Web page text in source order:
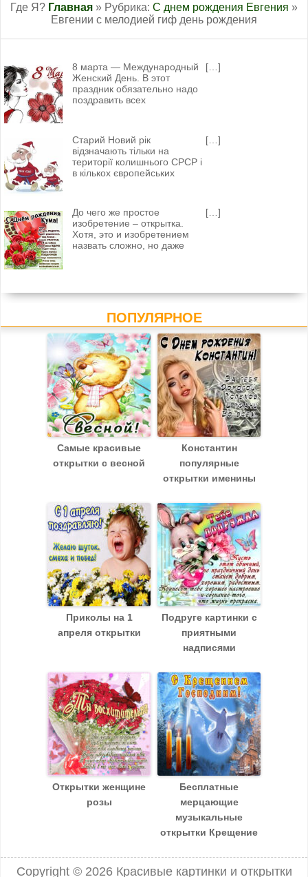
Где Я? Главная » Рубрика: С днем рождения Евгения »
Евгении с мелодией гиф день рождения
8 марта — Международный
Женский День. В этот
праздник обязательно надо
поздравить всех
[…]
Старий Новий рік
відзначають тільки на
території колишнього СРСР і
в кількох європейських
[…]
До чего же простое
изобретение – открытка.
Хотя, это и изобретением
назвать сложно, но даже
[…]
ПОПУЛЯРНОЕ
Самые красивые
открытки с весной
Константин
популярные
открытки именины
Приколы на 1
апреля открытки
Подруге картинки с
приятными
надписями
Открытки женщине
розы
Бесплатные
мерцающие
музыкальные
открытки Крещение
Copyright © 2026 Красивые картинки и открытки